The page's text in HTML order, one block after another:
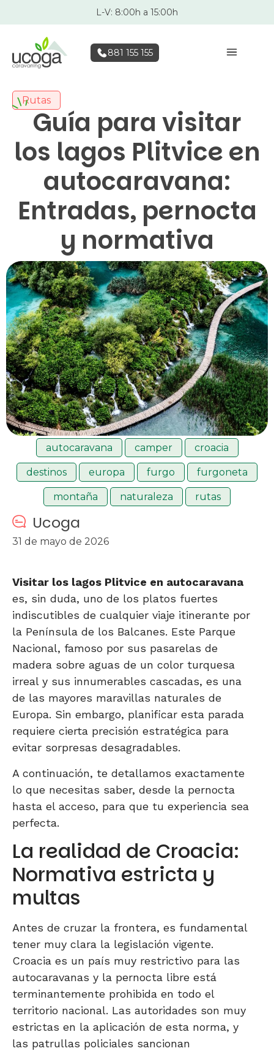
L-V: 8:00h a 15:00h
881 155 155
Rutas
Guía para visitar
los lagos Plitvice en
autocaravana:
Entradas, pernocta
y normativa
autocaravana camper croacia
destinos europa furgo furgoneta
montaña naturaleza rutas
Ucoga
31 de mayo de 2026
Visitar los lagos Plitvice en autocaravana
es, sin duda, uno de los platos fuertes
indiscutibles de cualquier viaje itinerante por
la Península de los Balcanes. Este Parque
Nacional, famoso por sus pasarelas de
madera sobre aguas de un color turquesa
irreal y sus innumerables cascadas, es una
de las mayores maravillas naturales de
Europa. Sin embargo, planificar esta parada
requiere cierta precisión estratégica para
evitar sorpresas desagradables.
A continuación, te detallamos exactamente
lo que necesitas saber, desde la pernocta
hasta el acceso, para que tu experiencia sea
perfecta.
La realidad de Croacia:
Normativa estricta y
multas
Antes de cruzar la frontera, es fundamental
tener muy clara la legislación vigente.
Croacia es un país muy restrictivo para las
autocaravanas y la pernocta libre está
terminantemente prohibida en todo el
territorio nacional. Las autoridades son muy
estrictas en la aplicación de esta norma, y
las patrullas policiales sancionan